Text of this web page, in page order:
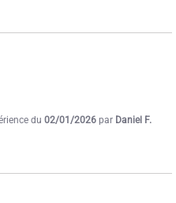
du 02/01/2026 par Daniel F.